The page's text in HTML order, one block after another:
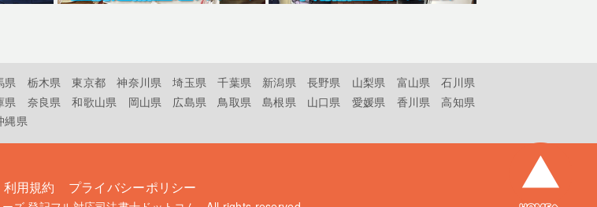
県 栃木県 東京都 神奈川県 埼玉県 千葉県 新潟県 長野県 山梨県 富山県
石川県
県 奈良県 和歌山県 岡山県 広島県 鳥取県 島根県 山口県 愛媛県 香川県
高知県
縄県
利用規約 プライバシーポリシー